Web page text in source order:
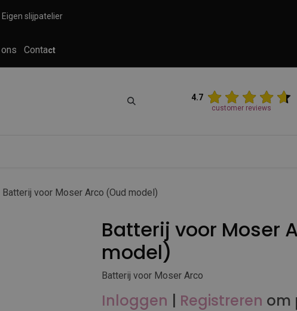
Eigen slijpatelier
Contact
4.7
customer reviews
Batterij voor Moser Arco (Oud model)
Batterij voor Moser
model)
Batterij voor Moser Arco
Inloggen | Registreren om